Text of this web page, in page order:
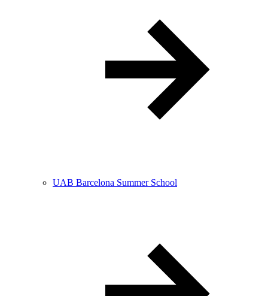
UAB Barcelona Summer School